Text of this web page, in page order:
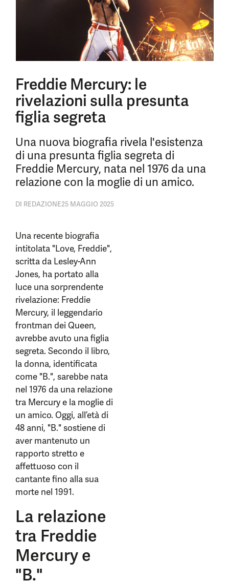
Freddie Mercury: le
rivelazioni sulla presunta
figlia segreta
Una nuova biografia rivela l'esistenza
di una presunta figlia segreta di
Freddie Mercury, nata nel 1976 da una
relazione con la moglie di un amico.
DI REDAZIONE25 MAGGIO 2025
Una recente biografia
intitolata "Love, Freddie",
scritta da Lesley-Ann
Jones, ha portato alla
luce una sorprendente
rivelazione: Freddie
Mercury, il leggendario
frontman dei Queen,
avrebbe avuto una figlia
segreta. Secondo il libro,
la donna, identificata
come "B.", sarebbe nata
nel 1976 da una relazione
tra Mercury e la moglie di
un amico. Oggi, all’età di
48 anni, "B." sostiene di
aver mantenuto un
rapporto stretto e
affettuoso con il
cantante fino alla sua
morte nel 1991.
La relazione
tra Freddie
Mercury e
"B."